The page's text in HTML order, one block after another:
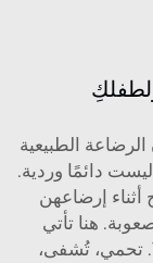
الطبيعية
دائمًا وردية.
أثناء إرضاعهن
هنا تأتي
واقيات الحلمة السيليكونية من Yuebao. تحمي، تُشفى،